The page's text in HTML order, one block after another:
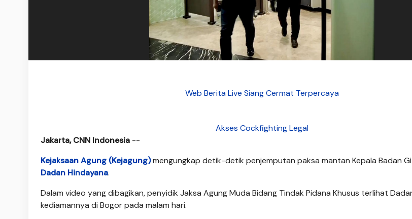
Web Berita Live Siang Cermat Terpercaya
Akses Cockfighting Legal
Jakarta, CNN Indonesia --
Kejaksaan Agung (Kejagung)mengungkap detik-detik penjemputan paksa mantan Kepala Badan
Dadan Hindayana.
Dalam video yang dibagikan, penyidik Jaksa Agung Muda Bidang Tindak Pidana Khusus terlihat
kediamannya di Bogor pada malam hari.